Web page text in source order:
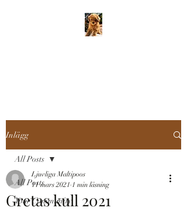
Inlägg
All Posts
Your Community
All Posts
Gretas kull 2021
Ljuvliga Maltipoos
11 mars 2021 1 min läsning